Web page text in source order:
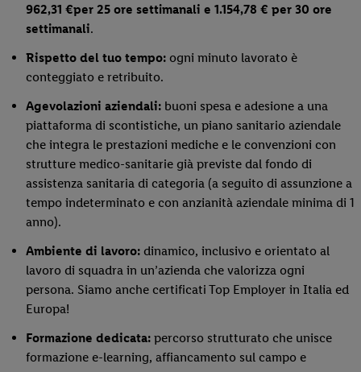
962,31 €per 25 ore settimanali e 1.154,78 € per 30 ore
settimanali.
Rispetto del tuo tempo: ogni minuto lavorato è
conteggiato e retribuito.
Agevolazioni aziendali: buoni spesa e adesione a una
piattaforma di scontistiche, un piano sanitario aziendale
che integra le prestazioni mediche e le convenzioni con
strutture medico-sanitarie già previste dal fondo di
assistenza sanitaria di categoria (a seguito di assunzione a
tempo indeterminato e con anzianità aziendale minima di 1
anno).
Ambiente di lavoro: dinamico, inclusivo e orientato al
lavoro di squadra in un’azienda che valorizza ogni
persona. Siamo anche certificati Top Employer in Italia ed
Europa!
Formazione dedicata: percorso strutturato che unisce
formazione e-learning, affiancamento sul campo e